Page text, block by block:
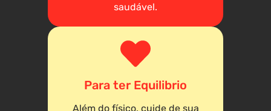
saudável.
Para ter Equilibrio
Além do físico, cuide de sua